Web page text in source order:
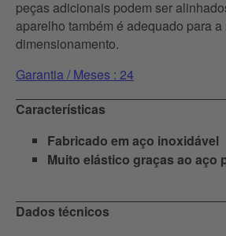
peças adicionais podem ser
aparelho também é adequado para
dimensionamento.
Garantia / Meses : 24
Características
Fabricado em aço inoxidável
Muito elástico graças ao aço
Dados técnicos